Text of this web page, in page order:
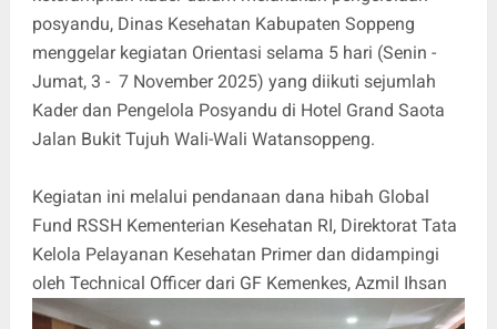
posyandu, Dinas Kesehatan Kabupaten Soppeng
menggelar kegiatan Orientasi selama 5 hari (Senin -
Jumat, 3 - 7 November 2025) yang diikuti sejumlah
Kader dan Pengelola Posyandu di Hotel Grand Saota
Jalan Bukit Tujuh Wali-Wali Watansoppeng.
Kegiatan ini melalui pendanaan dana hibah Global
Fund RSSH Kementerian Kesehatan RI, Direktorat Tata
Kelola Pelayanan Kesehatan Primer dan didampingi
oleh Technical Officer dari GF Kemenkes, Azmil Ihsan